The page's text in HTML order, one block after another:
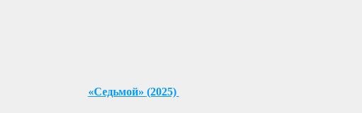
«Седьмой» (2025)